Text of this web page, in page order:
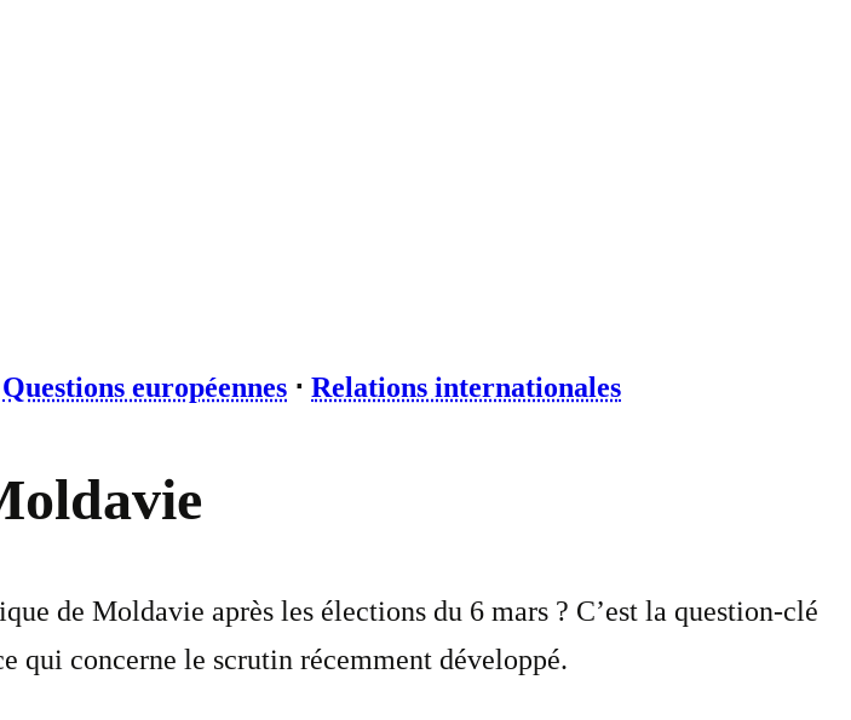
Questions européennes ⋅ Relations internationales
de Moldavie après les élections du 6 mars ? C’est la question-clé
qui concerne le scrutin récemment développé.